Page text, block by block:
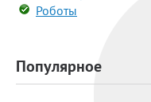
Роботы
Популярное